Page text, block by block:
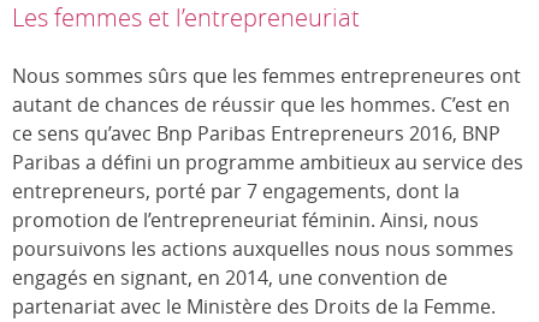
Les femmes et l’entrepreneuriat
Nous sommes sûrs que les femmes entrepreneures ont
autant de chances de réussir que les hommes. C’est en
ce sens qu’avec Bnp Paribas Entrepreneurs 2016, BNP
Paribas a défini un programme ambitieux au service des
entrepreneurs, porté par 7 engagements, dont la
promotion de l’entrepreneuriat féminin. Ainsi, nous
poursuivons les actions auxquelles nous nous sommes
engagés en signant, en 2014, une convention de
partenariat avec le Ministère des Droits de la Femme.